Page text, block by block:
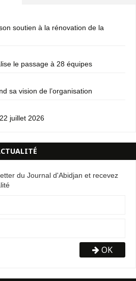
soutien à la rénovation de la
le passage à 28 équipes
sa vision de l’organisation
juillet 2026
du Journal d'Abidjan et recevez
OK